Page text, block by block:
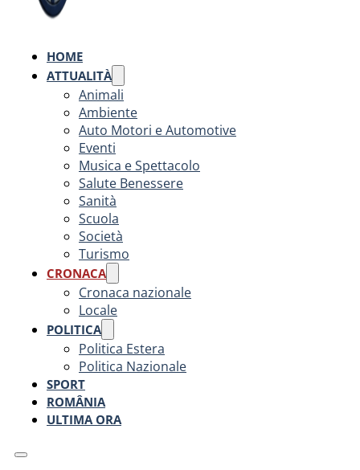
HOME
ATTUALITÀ
Animali
Ambiente
Auto Motori e Automotive
Eventi
Musica e Spettacolo
Salute Benessere
Sanità
Scuola
Società
Turismo
CRONACA
Cronaca nazionale
Locale
POLITICA
Politica Estera
Politica Nazionale
SPORT
ROMÂNIA
ULTIMA ORA